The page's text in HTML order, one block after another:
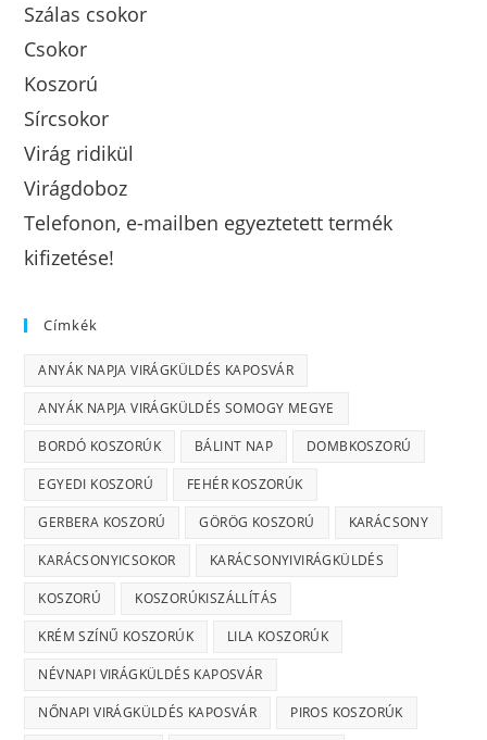
Szálas csokor
Csokor
Koszorú
Sírcsokor
Virág ridikül
Virágdoboz
Telefonon, e-mailben egyeztetett termék
kifizetése!
Címkék
ANYÁK NAPJA VIRÁGKÜLDÉS KAPOSVÁR
ANYÁK NAPJA VIRÁGKÜLDÉS SOMOGY MEGYE
BORDÓ KOSZORÚK BÁLINT NAP DOMBKOSZORÚ
EGYEDI KOSZORÚ FEHÉR KOSZORÚK
GERBERA KOSZORÚ GÖRÖG KOSZORÚ KARÁCSONY
KARÁCSONYICSOKOR KARÁCSONYIVIRÁGKÜLDÉS
KOSZORÚ KOSZORÚKISZÁLLÍTÁS
KRÉM SZÍNŰ KOSZORÚK LILA KOSZORÚK
NÉVNAPI VIRÁGKÜLDÉS KAPOSVÁR
NŐNAPI VIRÁGKÜLDÉS KAPOSVÁR PIROS KOSZORÚK